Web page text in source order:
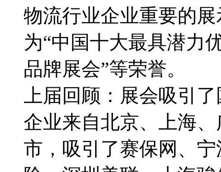
物流行业企业重要的
为“中国十大最具潜力
品牌展会”等荣誉。
上届回顾：展会吸引
企业来自北京、上海
市，吸引了赛保网、